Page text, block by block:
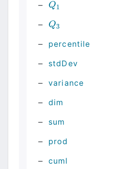
Q1
Q1
Q3
Q3
percentile
stdDev
variance
dim
sum
prod
cuml